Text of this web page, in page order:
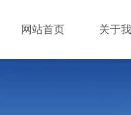
网站首页 关于